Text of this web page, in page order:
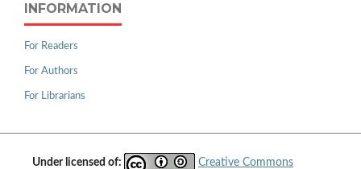
INFORMATION
For Readers
For Authors
For Librarians
Under licensed of: Creative Commons